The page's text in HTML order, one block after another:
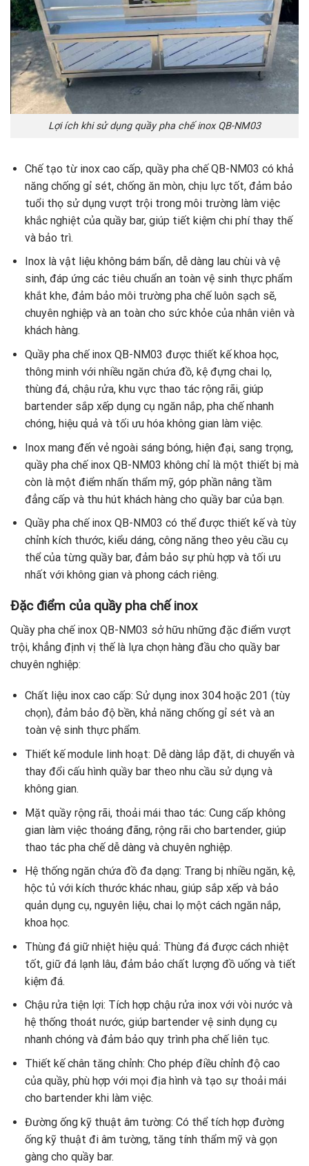
Lợi ích khi sử dụng quầy pha chế inox QB-NM03
Chế tạo từ inox cao cấp, quầy pha chế QB-NM03 có khả
năng chống gỉ sét, chống ăn mòn, chịu lực tốt, đảm bảo
tuổi thọ sử dụng vượt trội trong môi trường làm việc
khắc nghiệt của quầy bar, giúp tiết kiệm chi phí thay thế
và bảo trì.
Inox là vật liệu không bám bẩn, dễ dàng lau chùi và vệ
sinh, đáp ứng các tiêu chuẩn an toàn vệ sinh thực phẩm
khắt khe, đảm bảo môi trường pha chế luôn sạch sẽ,
chuyên nghiệp và an toàn cho sức khỏe của nhân viên và
khách hàng.
Quầy pha chế inox QB-NM03 được thiết kế khoa học,
thông minh với nhiều ngăn chứa đồ, kệ đựng chai lọ,
thùng đá, chậu rửa, khu vực thao tác rộng rãi, giúp
bartender sắp xếp dụng cụ ngăn nắp, pha chế nhanh
chóng, hiệu quả và tối ưu hóa không gian làm việc.
Inox mang đến vẻ ngoài sáng bóng, hiện đại, sang trọng,
quầy pha chế inox QB-NM03 không chỉ là một thiết bị mà
còn là một điểm nhấn thẩm mỹ, góp phần nâng tầm
đẳng cấp và thu hút khách hàng cho quầy bar của bạn.
Quầy pha chế inox QB-NM03 có thể được thiết kế và tùy
chỉnh kích thước, kiểu dáng, công năng theo yêu cầu cụ
thể của từng quầy bar, đảm bảo sự phù hợp và tối ưu
nhất với không gian và phong cách riêng.
Đặc điểm của quầy pha chế inox
Quầy pha chế inox QB-NM03 sở hữu những đặc điểm vượt
trội, khẳng định vị thế là lựa chọn hàng đầu cho quầy bar
chuyên nghiệp:
Chất liệu inox cao cấp: Sử dụng inox 304 hoặc 201 (tùy
chọn), đảm bảo độ bền, khả năng chống gỉ sét và an
toàn vệ sinh thực phẩm.
Thiết kế module linh hoạt: Dễ dàng lắp đặt, di chuyển và
thay đổi cấu hình quầy bar theo nhu cầu sử dụng và
không gian.
Mặt quầy rộng rãi, thoải mái thao tác: Cung cấp không
gian làm việc thoáng đãng, rộng rãi cho bartender, giúp
thao tác pha chế dễ dàng và chuyên nghiệp.
Hệ thống ngăn chứa đồ đa dạng: Trang bị nhiều ngăn, kệ,
hộc tủ với kích thước khác nhau, giúp sắp xếp và bảo
quản dụng cụ, nguyên liệu, chai lọ một cách ngăn nắp,
khoa học.
Thùng đá giữ nhiệt hiệu quả: Thùng đá được cách nhiệt
tốt, giữ đá lạnh lâu, đảm bảo chất lượng đồ uống và tiết
kiệm đá.
Chậu rửa tiện lợi: Tích hợp chậu rửa inox với vòi nước và
hệ thống thoát nước, giúp bartender vệ sinh dụng cụ
nhanh chóng và đảm bảo quy trình pha chế liên tục.
Thiết kế chân tăng chỉnh: Cho phép điều chỉnh độ cao
của quầy, phù hợp với mọi địa hình và tạo sự thoải mái
cho bartender khi làm việc.
Đường ống kỹ thuật âm tường: Có thể tích hợp đường
ống kỹ thuật đi âm tường, tăng tính thẩm mỹ và gọn
gàng cho quầy bar.